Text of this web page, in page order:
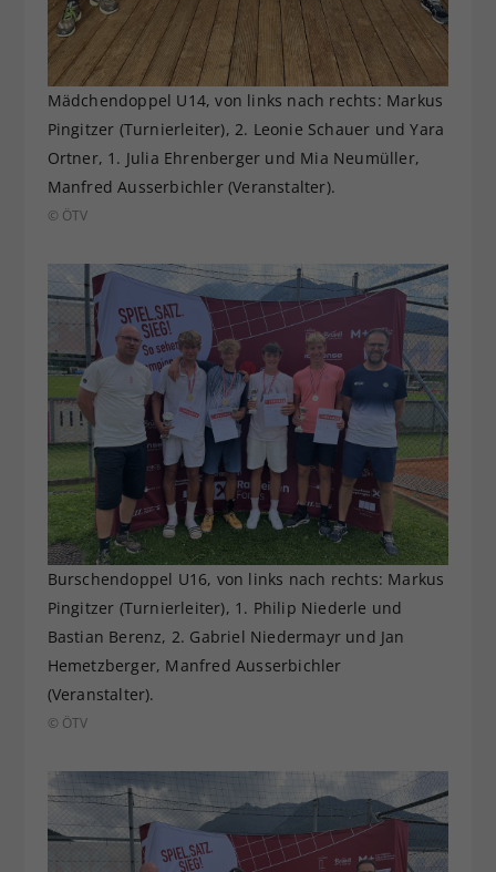
Mädchendoppel U14, von links nach rechts: Markus
Pingitzer (Turnierleiter), 2. Leonie Schauer und Yara
Ortner, 1. Julia Ehrenberger und Mia Neumüller,
Manfred Ausserbichler (Veranstalter).
© ÖTV
Burschendoppel U16, von links nach rechts: Markus
Pingitzer (Turnierleiter), 1. Philip Niederle und
Bastian Berenz, 2. Gabriel Niedermayr und Jan
Hemetzberger, Manfred Ausserbichler
(Veranstalter).
© ÖTV